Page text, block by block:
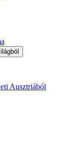
Ausztriából